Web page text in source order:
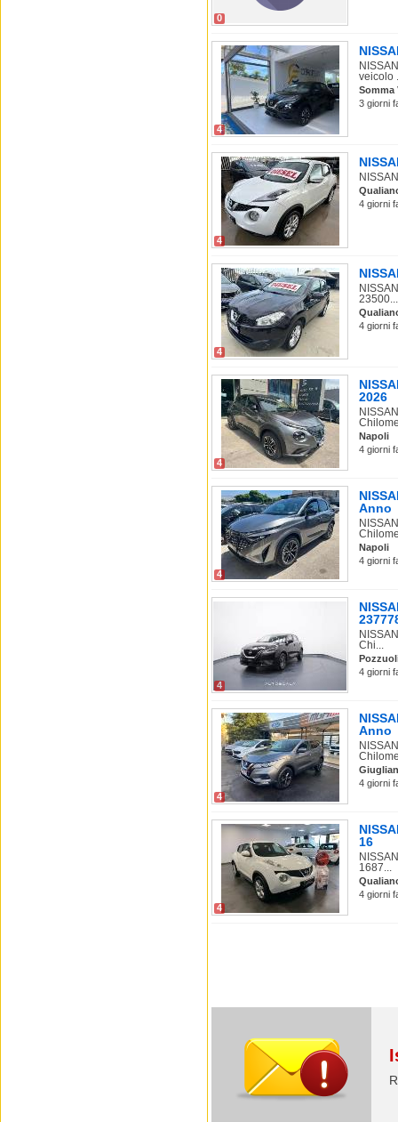
0
4
veicolo
Somma
3 giorni
4
4 giorni
4
23500...
4 giorni
4
2026
Napoli
4 giorni
4
Anno
Napoli
4 giorni
4
Chi...
4 giorni
4
Anno
4 giorni
4
16
1687...
4 giorni